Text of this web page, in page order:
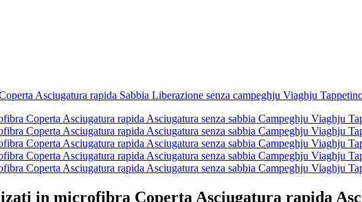
in microfibra Coperta Asciugatura rapida